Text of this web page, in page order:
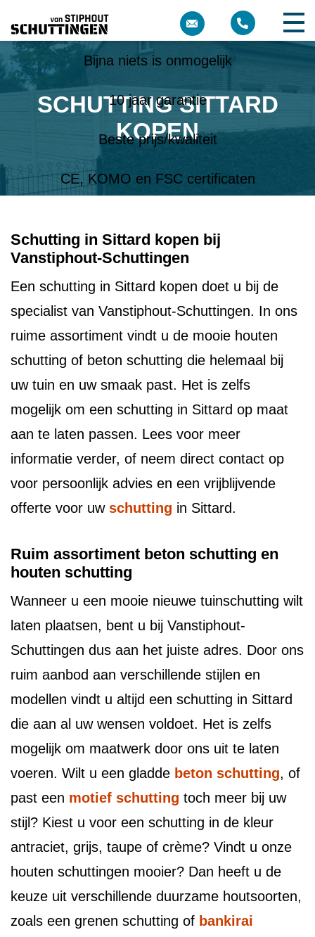
SCHUTTING SITTARD
KOPEN
Meer dan 10 jaar ervaring
Bijna niets is onmogelijk
10 jaar garantie
Beste prijs/kwaliteit
CE, KOMO en FSC certificaten
Schutting in Sittard kopen bij
Vanstiphout-Schuttingen
Een schutting in Sittard kopen doet u bij de
specialist van Vanstiphout-Schuttingen. In ons
ruime assortiment vindt u de mooie houten
schutting of beton schutting die helemaal bij
uw tuin en uw smaak past. Het is zelfs
mogelijk om een schutting in Sittard op maat
aan te laten passen. Lees voor meer
informatie verder, of neem direct contact op
voor persoonlijk advies en een vrijblijvende
offerte voor uw schutting in Sittard.
Ruim assortiment beton schutting en
houten schutting
Wanneer u een mooie nieuwe tuinschutting wilt
laten plaatsen, bent u bij Vanstiphout-
Schuttingen dus aan het juiste adres. Door ons
ruim aanbod aan verschillende stijlen en
modellen vindt u altijd een schutting in Sittard
die aan al uw wensen voldoet. Het is zelfs
mogelijk om maatwerk door ons uit te laten
voeren. Wilt u een gladde beton schutting, of
past een motief schutting toch meer bij uw
stijl? Kiest u voor een schutting in de kleur
antraciet, grijs, taupe of crème? Vindt u onze
houten schuttingen mooier? Dan heeft u de
keuze uit verschillende duurzame houtsoorten,
zoals een grenen schutting of bankirai